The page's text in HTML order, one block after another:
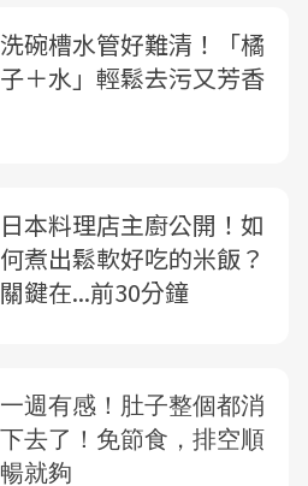
洗碗槽水管好難清！「橘
子＋水」輕鬆去污又芳香
日本料理店主廚公開！如
何煮出鬆軟好吃的米飯？
關鍵在...前30分鐘